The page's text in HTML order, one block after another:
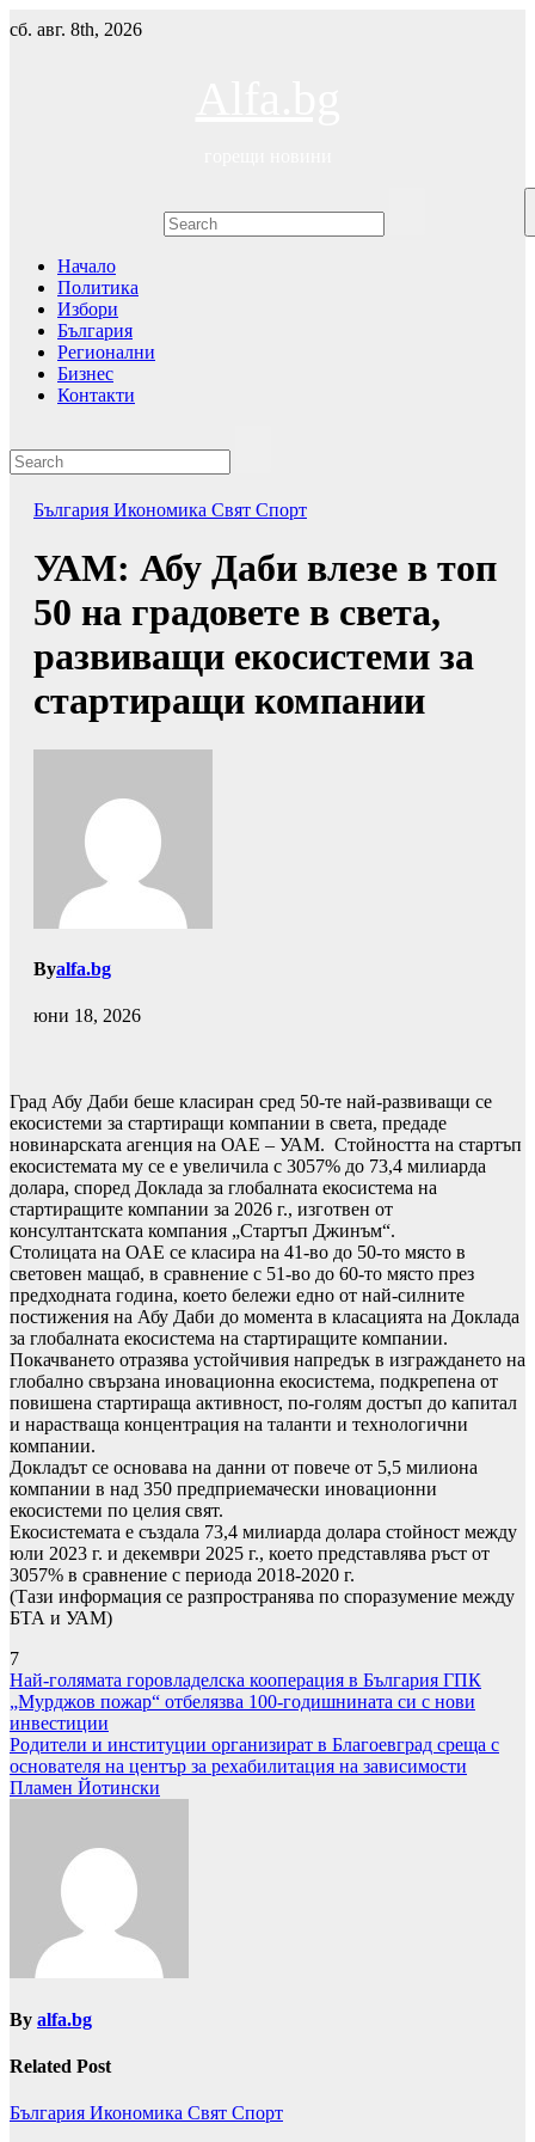
Skip
to
сб. авг. 8th, 2026
Начало
Политика
Избори
България
Регионални
Бизнес
Контакти
България Икономика Свят Спорт
УАМ: Абу Даби влезе в топ
50 на градовете в света,
развиващи екосистеми за
стартиращи компании
Byalfa.bg
юни 18, 2026
Град Абу Даби беше класиран сред 50-те най-развиващи се
екосистеми за стартиращи компании в света, предаде
новинарската агенция на ОАЕ – УАМ. Стойността на стартъп
екосистемата му се е увеличила с 3057% до 73,4 милиарда
долара, според Доклада за глобалната екосистема на
стартиращите компании за 2026 г., изготвен от
консултантската компания „Стартъп Джинъм“.
Столицата на ОАЕ се класира на 41-во до 50-то място в
световен мащаб, в сравнение с 51-во до 60-то място през
предходната година, което бележи едно от най-силните
постижения на Абу Даби до момента в класацията на Доклада
за глобалната екосистема на стартиращите компании.
Покачването отразява устойчивия напредък в изграждането на
глобално свързана иновационна екосистема, подкрепена от
повишена стартираща активност, по-голям достъп до капитал
и нарастваща концентрация на таланти и технологични
компании.
Докладът се основава на данни от повече от 5,5 милиона
компании в над 350 предприемачески иновационни
екосистеми по целия свят.
Екосистемата е създала 73,4 милиарда долара стойност между
юли 2023 г. и декември 2025 г., което представлява ръст от
3057% в сравнение с периода 2018-2020 г.
(Тази информация се разпространява по споразумение между
БТА и УАМ)
7
Навигация
Най-голямата горовладелска кооперация в България ГПК
„Мурджов пожар“ отбелязва 100-годишнината си с нови
инвестиции
Родители и институции организират в Благоевград среща с
основателя на център за рехабилитация на зависимости
Пламен Йотински
By alfa.bg
Related Post
България Икономика Свят Спорт